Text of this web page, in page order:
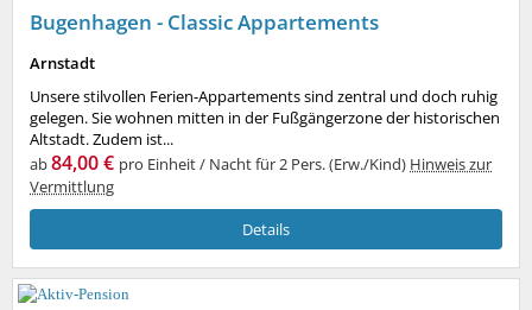
Bugenhagen - Classic Appartements
Arnstadt
Unsere stilvollen Ferien-Appartements sind zentral und doch ruhig
gelegen. Sie wohnen mitten in der Fußgängerzone der historischen
Altstadt. Zudem ist...
ab84,00 € pro Einheit / Nacht für 2 Pers. (Erw./Kind) Hinweis zur
Vermittlung
Details